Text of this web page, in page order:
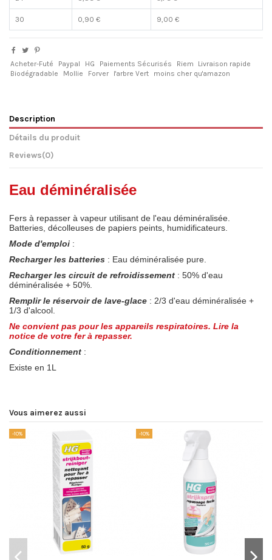
30 0,90 € 9,00 €
Acheter-Futé Paypal HG Paiements Sécurisés Riem
Livraison rapide
Biodégradable
Mollie Forver l'arbre Vert moins cher qu'amazon
Description
Détails du produit
Reviews(0)
Eau déminéralisée
Fers à repasser à vapeur utilisant de l'eau déminéralisée.
Batteries, décolleuses de papiers peints, humidificateurs.
Mode d'emploi :
Recharger les batteries : Eau déminéralisée pure.
Recharger les circuit de refroidissement : 50% d'eau
déminéralisée + 50%.
Remplir le réservoir de lave-glace : 2/3 d'eau déminéralisée +
1/3 d'alcool.
Ne convient pas pour les appareils respiratoires. Lire la
notice de votre fer à repasser.
Conditionnement :
Existe en 1L
Vous aimerez aussi
-10% -10%